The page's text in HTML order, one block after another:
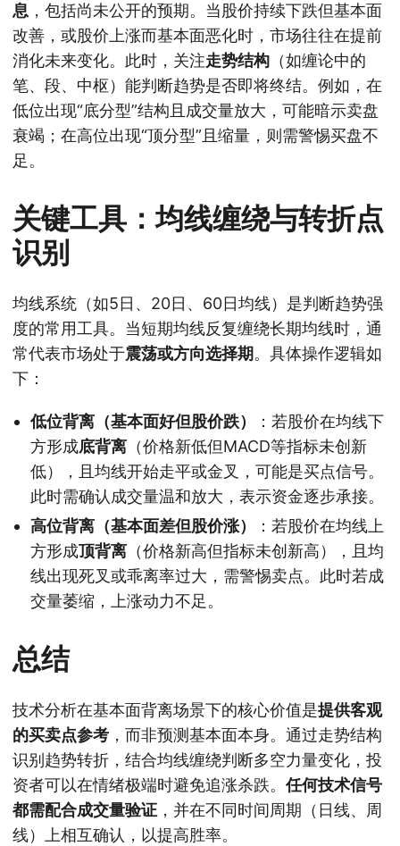
息 ，包括尚未公开的预期。当股价持续下跌但基本面
改善，或股价上涨而基本面恶化时，市场往往在提前
消化未来变化。此时，关注走势结构 （如缠论中的
笔、段、中枢）能判断趋势是否即将终结。例如，在
低位出现“底分型”结构且成交量放大，可能暗示卖盘
衰竭；在高位出现“顶分型”且缩量，则需警惕买盘不
足。
关键工具：均线缠绕与转折点
识别
均线系统（如5日、20日、60日均线）是判断趋势强
度的常用工具。当短期均线反复缠绕长期均线时，通
常代表市场处于震荡或方向选择期。具体操作逻辑如
下：
低位背离（基本面好但股价跌）
：若股价在均线下
方形成底背离 （价格新低但MACD等指标未创新
低），且均线开始走平或金叉，可能是买点信号。
此时需确认成交量温和放大，表示资金逐步承接。
高位背离（基本面差但股价涨）
：若股价在均线上
方形成顶背离 （价格新高但指标未创新高），且均
线出现死叉或乖离率过大，需警惕卖点。此时若成
交量萎缩，上涨动力不足。
总结
技术分析在基本面背离场景下的核心价值是提供客观
的买卖点参考 ，而非预测基本面本身。通过走势结构
识别趋势转折，结合均线缠绕判断多空力量变化，投
资者可以在情绪极端时避免追涨杀跌。任何技术信号
都需配合成交量验证 ，并在不同时间周期（日线、周
线）上相互确认，以提高胜率。